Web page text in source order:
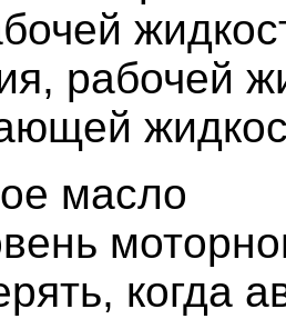
рабочей
масло
когда